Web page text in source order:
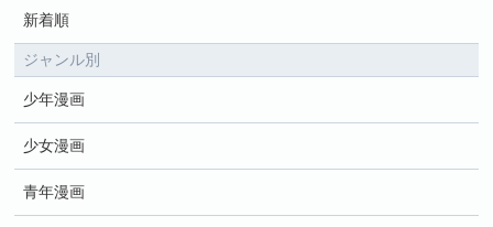
新着順
ジャンル別
少年漫画
少女漫画
青年漫画